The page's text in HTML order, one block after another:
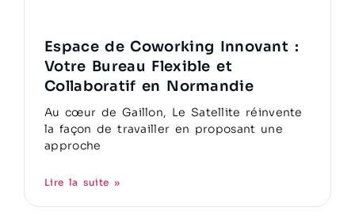
Espace de Coworking Innovant :
Votre Bureau Flexible et
Collaboratif en Normandie
Au cœur de Gaillon, Le Satellite réinvente
la façon de travailler en proposant une
approche
Lire la suite »